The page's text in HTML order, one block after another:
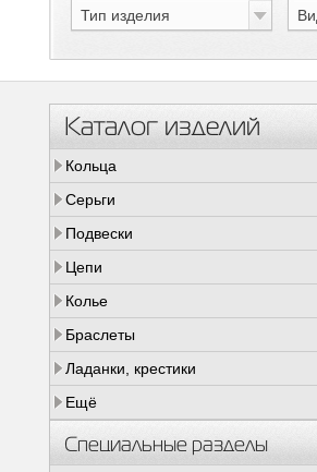
Тип изделия
Каталог изделий
Кольца
Серьги
Подвески
Цепи
Колье
Браслеты
Ладанки, крестики
Ещё
Специальные разделы